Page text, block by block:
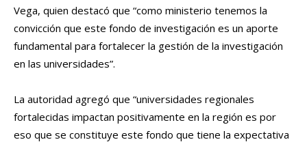
Vega, quien destacó que “como ministerio tenemos la
convicción que este fondo de investigación es un aporte
fundamental para fortalecer la gestión de la investigación
en las universidades”.
La autoridad agregó que “universidades regionales
fortalecidas impactan positivamente en la región es por
eso que se constituye este fondo que tiene la expectativa